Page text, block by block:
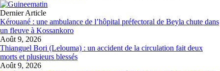
Dernier Article
Kérouané : une ambulance de l’hôpital préfectoral de Beyla chute dans
un fleuve à Kossankoro
Août 9, 2026
Thianguel Bori (Lelouma) : un accident de la circulation fait deux
morts et plusieurs blessés
Août 9, 2026